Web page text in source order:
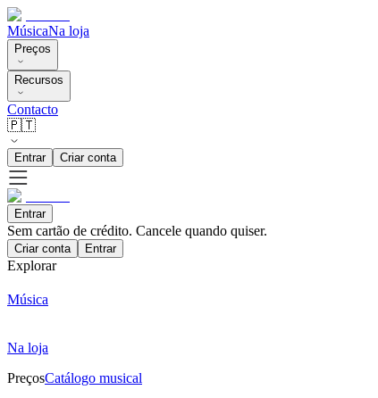
MúsicaNa loja
Preços
Recursos
Contacto
🇵🇹
Entrar Criar conta
Entrar
Sem cartão de crédito. Cancele quando quiser.
Criar conta Entrar
Explorar
Música
Na loja
PreçosCatálogo musical